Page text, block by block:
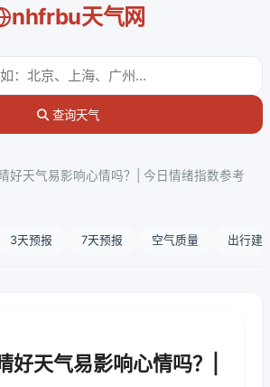
nhfrbu天气网
查询天气
好天气易影响心情吗？| 今日情绪指数参考
3天预报 7天预报 空气质量 出行建
好天气易影响心情吗？|